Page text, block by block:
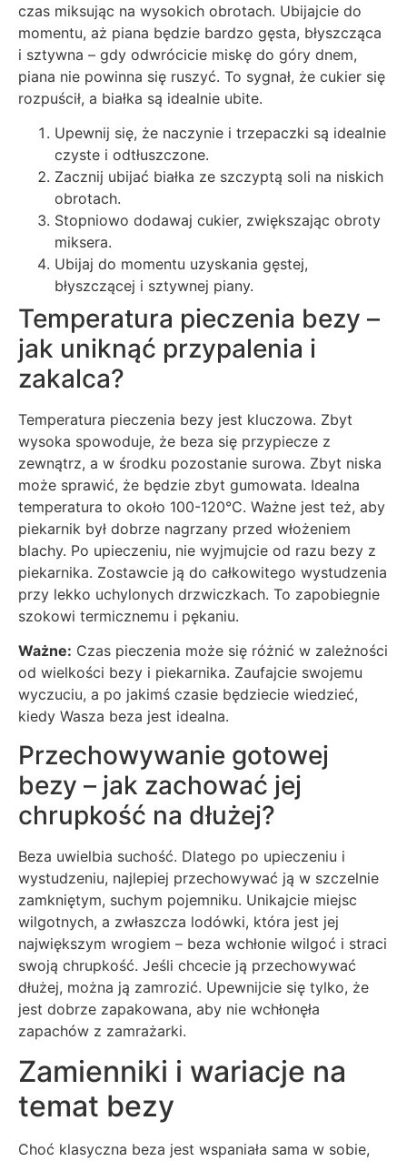
czas miksując na wysokich obrotach. Ubijajcie do
momentu, aż piana będzie bardzo gęsta, błyszcząca
i sztywna – gdy odwrócicie miskę do góry dnem,
piana nie powinna się ruszyć. To sygnał, że cukier się
rozpuścił, a białka są idealnie ubite.
Upewnij się, że naczynie i trzepaczki są idealnie
czyste i odtłuszczone.
Zacznij ubijać białka ze szczyptą soli na niskich
obrotach.
Stopniowo dodawaj cukier, zwiększając obroty
miksera.
Ubijaj do momentu uzyskania gęstej,
błyszczącej i sztywnej piany.
Temperatura pieczenia bezy –
jak uniknąć przypalenia i
zakalca?
Temperatura pieczenia bezy jest kluczowa. Zbyt
wysoka spowoduje, że beza się przypiecze z
zewnątrz, a w środku pozostanie surowa. Zbyt niska
może sprawić, że będzie zbyt gumowata. Idealna
temperatura to około 100-120°C. Ważne jest też, aby
piekarnik był dobrze nagrzany przed włożeniem
blachy. Po upieczeniu, nie wyjmujcie od razu bezy z
piekarnika. Zostawcie ją do całkowitego wystudzenia
przy lekko uchylonych drzwiczkach. To zapobiegnie
szokowi termicznemu i pękaniu.
Ważne: Czas pieczenia może się różnić w zależności
od wielkości bezy i piekarnika. Zaufajcie swojemu
wyczuciu, a po jakimś czasie będziecie wiedzieć,
kiedy Wasza beza jest idealna.
Przechowywanie gotowej
bezy – jak zachować jej
chrupkość na dłużej?
Beza uwielbia suchość. Dlatego po upieczeniu i
wystudzeniu, najlepiej przechowywać ją w szczelnie
zamkniętym, suchym pojemniku. Unikajcie miejsc
wilgotnych, a zwłaszcza lodówki, która jest jej
największym wrogiem – beza wchłonie wilgoć i straci
swoją chrupkość. Jeśli chcecie ją przechowywać
dłużej, można ją zamrozić. Upewnijcie się tylko, że
jest dobrze zapakowana, aby nie wchłonęła
zapachów z zamrażarki.
Zamienniki i wariacje na
temat bezy
Choć klasyczna beza jest wspaniała sama w sobie,